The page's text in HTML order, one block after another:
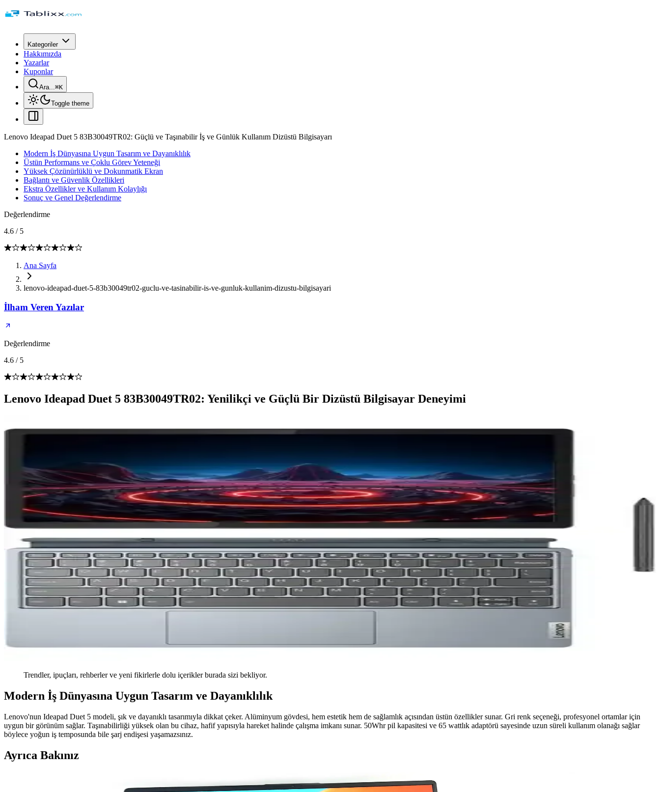
Kategoriler
Hakkımızda
Yazarlar
Kuponlar
Ara...⌘K
Toggle theme
Lenovo Ideapad Duet 5 83B30049TR02: Güçlü ve Taşınabilir İş ve Günlük Kullanım Dizüstü Bilgisayarı
Modern İş Dünyasına Uygun Tasarım ve Dayanıklılık
Üstün Performans ve Çoklu Görev Yeteneği
Yüksek Çözünürlüklü ve Dokunmatik Ekran
Bağlantı ve Güvenlik Özellikleri
Ekstra Özellikler ve Kullanım Kolaylığı
Sonuç ve Genel Değerlendirme
Değerlendirme
4.6 / 5
Ana Sayfa
lenovo-ideapad-duet-5-83b30049tr02-guclu-ve-tasinabilir-is-ve-gunluk-kullanim-dizustu-bilgisayari
İlham Veren Yazılar
Değerlendirme
4.6 / 5
Lenovo Ideapad Duet 5 83B30049TR02: Yenilikçi ve Güçlü Bir Dizüstü Bilgisayar Deneyimi
Trendler, ipuçları, rehberler ve yeni fikirlerle dolu içerikler burada sizi bekliyor.
Modern İş Dünyasına Uygun Tasarım ve Dayanıklılık
Lenovo'nun Ideapad Duet 5 modeli, şık ve dayanıklı tasarımıyla dikkat çeker. Alüminyum gövdesi, hem estetik hem de sağlamlık açısından üstün özellikler sunar. Gri renk seçeneği, profesyonel ortamlar için
uygun bir görünüm sağlar. Taşınabilirliği yüksek olan bu cihaz, hafif yapısıyla hareket halinde çalışma imkanı sunar. 50Whr pil kapasitesi ve 65 wattlık adaptörü sayesinde uzun süreli kullanım olanağı sağlar
böylece yoğun iş temposunda bile şarj endişesi yaşamazsınız.
Ayrıca Bakınız
Ugreen CAT6 Yassı Ethernet Kablosu: Yüksek Hız ve Dayanıklılık Sunan Pratik Bağlantı Çözümü